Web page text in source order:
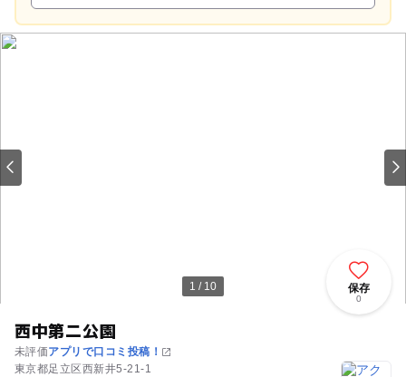
1 / 10
西中第二公園
未評価アプリで口コミ投稿！
東京都足立区西新井5-21-1
保存
0